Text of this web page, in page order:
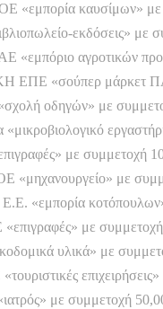
ΟΕ «εμπορία καυσίμων»
εκδόσεις» με
αγροτικών
«σούπερ μάρκετ
οδηγών» με
«μικροβιολογικό
με συμμετοχή
με
«εμπορία
με
υλικά» με
επιχειρήσεις»
με συμμετοχή